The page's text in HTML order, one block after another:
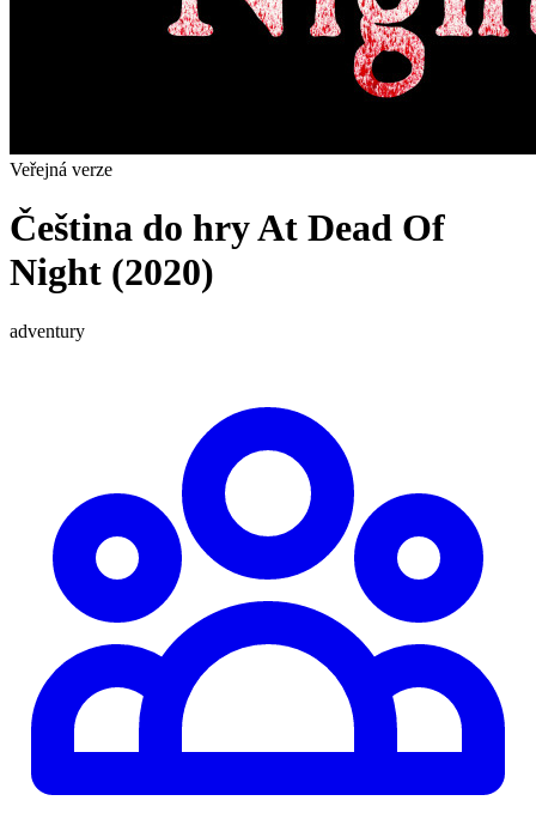
Veřejná verze
Čeština do hry At Dead Of
Night (2020)
adventury